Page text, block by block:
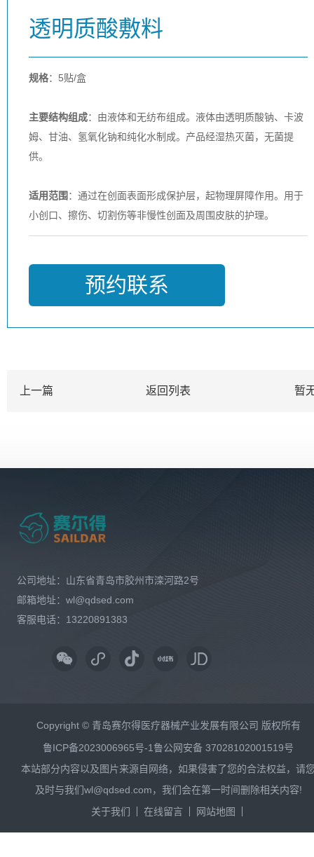
透明质酸敷料
规格：5贴/盒
主要结构组成：由液体和无纺布组成。液体由透明质酸钠、卡波
姆、甘油、氢氧化钠和纯化水制成。产品经湿热灭菌，无菌提
供。
适用范围 ：通过在创面表面形成保护层，起物理屏障作用。用于
小创口、擦伤、切割伤等非慢性创面及周围皮肤的护理。
预约联系
上一篇 返回列表 暂
公司地址：山东省青岛市胶州市滦河路2号
邮箱地址：wl@qdsed.com
客服电话：13220891383
Copyright © 青岛赛尔得医疗器械产业发展有限公司 版权所有
鲁ICP备2023006965号-1 鲁公网安备 37028102001519号
本站部分内容以及图片来源自网络，如果侵害了您的合法权益，请
及时与我们wl@qdsed.com，我们会在第一时间删除相关内容!
关于我们
在线留言 网站地图